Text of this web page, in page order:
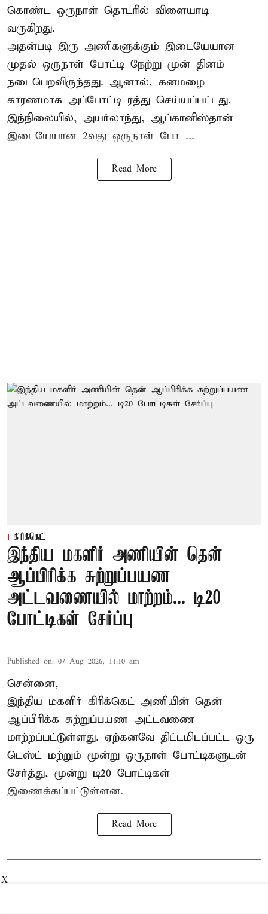
கொண்ட ஒருநாள் தொடரில் விளையாடி
வருகிறது.
அதன்படி இரு அணிகளுக்கும் இடையேயான
முதல் ஒருநாள் போட்டி நேற்று முன் தினம்
நடைபெறவிருந்தது. ஆனால், கனமழை
காரணமாக அப்போட்டி ரத்து செய்யப்பட்டது.
இந்நிலையில், அயர்லாந்து, ஆப்கானிஸ்தான்
இடையேயான 2வது ஒருநாள் போ ...
Read More
கிரிக்கெட்
இந்திய மகளிர் அணியின் தென்
ஆப்பிரிக்க சுற்றுப்பயண
அட்டவணையில் மாற்றம்... டி20
போட்டிகள் சேர்ப்பு
Published on: 07 Aug 2026, 11:10 am
சென்னை,
இந்திய மகளிர் கிரிக்கெட் அணியின் தென்
ஆப்பிரிக்க சுற்றுப்பயண அட்டவணை
மாற்றப்பட்டுள்ளது. ஏற்கனவே திட்டமிடப்பட்ட ஒரு
டெஸ்ட் மற்றும் மூன்று ஒருநாள் போட்டிகளுடன்
சேர்த்து, மூன்று டி20 போட்டிகள்
இணைக்கப்பட்டுள்ளன.
Read More
X